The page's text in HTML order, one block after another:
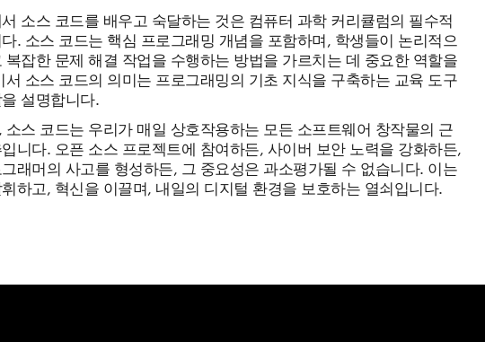
소스 코드를 배우고 숙달하는 것은 컴퓨터 과학 커리큘럼의 필수적
. 소스 코드는 핵심 프로그래밍 개념을 포함하며, 학생들이 논리적으
복잡한 문제 해결 작업을 수행하는 방법을 가르치는 데 중요한 역할을
서 소스 코드의 의미는 프로그래밍의 기초 지식을 구축하는 교육 도구
설명합니다.
소스 코드는 우리가 매일 상호작용하는 모든 소프트웨어 창작물의 근
니다. 오픈 소스 프로젝트에 참여하든, 사이버 보안 노력을 강화하든,
래머의 사고를 형성하든, 그 중요성은 과소평가될 수 없습니다. 이는
하고, 혁신을 이끌며, 내일의 디지털 환경을 보호하는 열쇠입니다.